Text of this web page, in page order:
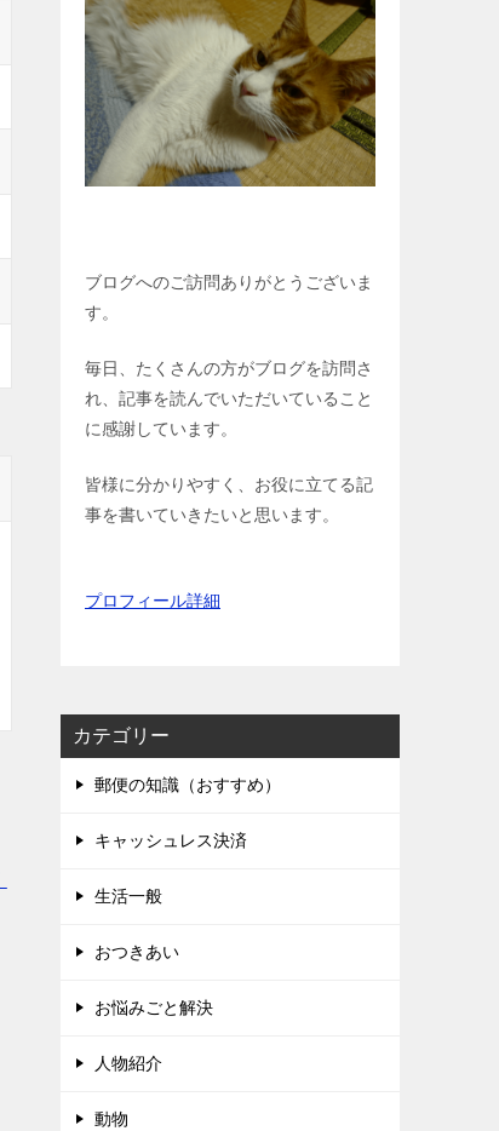
ブログへのご訪問ありがとうございま
す。
毎日、たくさんの方がブログを訪問さ
れ、記事を読んでいただいていること
に感謝しています。
皆様に分かりやすく、お役に立てる記
事を書いていきたいと思います。
プロフィール詳細
カテゴリー
郵便の知識（おすすめ）
キャッシュレス決済
生活一般
おつきあい
お悩みごと解決
人物紹介
動物